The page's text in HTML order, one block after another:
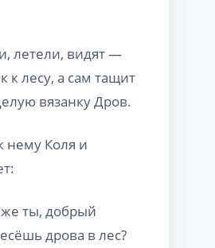
летели, видят —
к лесу, а сам тащит
вязанку Дров.
нему Коля и
ты, добрый
дрова в лес?